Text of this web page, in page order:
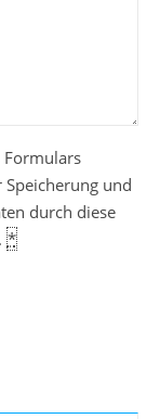
Formulars
und
durch diese
*